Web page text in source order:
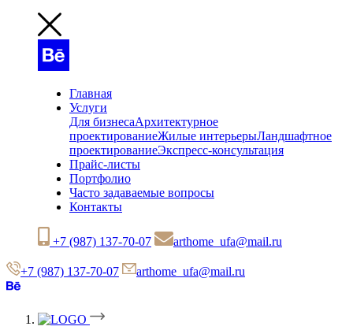
Главная
Услуги
Для бизнесаАрхитектурное
проектированиеЖилые интерьерыЛандшафтное
проектированиеЭкспресс-консультация
Прайс-листы
Портфолио
Часто задаваемые вопросы
Контакты
+7 (987) 137-70-07 arthome_ufa@mail.ru
+7 (987) 137-70-07 arthome_ufa@mail.ru